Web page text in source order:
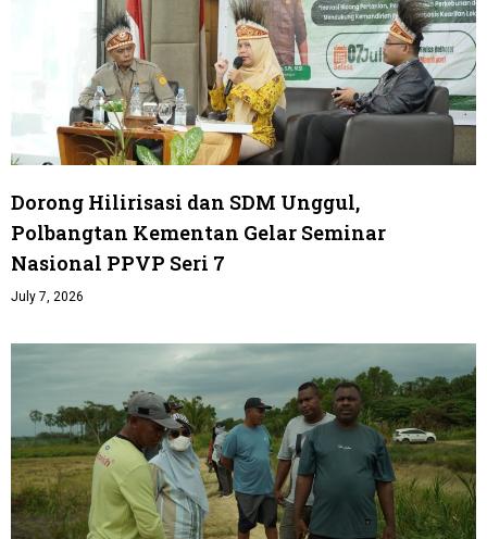
Dorong Hilirisasi dan SDM Unggul,
Polbangtan Kementan Gelar Seminar
Nasional PPVP Seri 7
July 7, 2026